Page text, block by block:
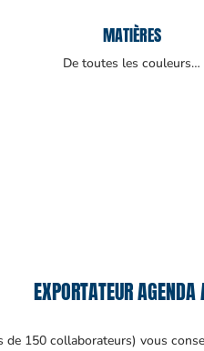
MATIÈRES
De toutes les couleurs…
EXPORTATEUR
de 150 collaborateurs) vous